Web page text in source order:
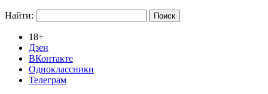
Найти:
18+
Дзен
ВКонтакте
Одноклассники
Телеграм